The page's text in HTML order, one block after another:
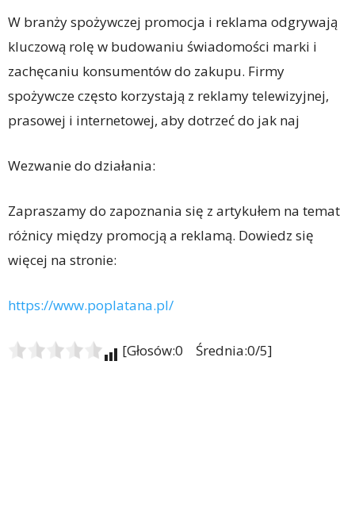
W branży spożywczej promocja i reklama odgrywają
kluczową rolę w budowaniu świadomości marki i
zachęcaniu konsumentów do zakupu. Firmy
spożywcze często korzystają z reklamy telewizyjnej,
prasowej i internetowej, aby dotrzeć do jak naj
Wezwanie do działania:
Zapraszamy do zapoznania się z artykułem na temat
różnicy między promocją a reklamą. Dowiedz się
więcej na stronie:
https://www.poplatana.pl/
[Głosów:0 Średnia:0/5]